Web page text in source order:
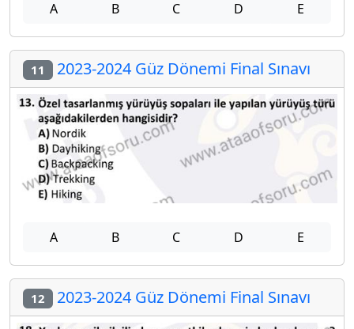
A B C D E
11 2023-2024 Güz Dönemi Final Sınavı
A B C D E
12 2023-2024 Güz Dönemi Final Sınavı